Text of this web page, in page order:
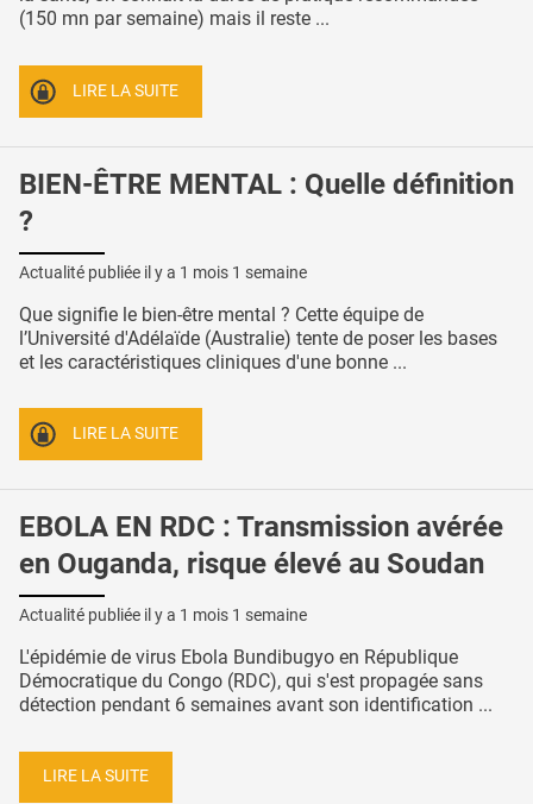
(150 mn par semaine) mais il reste ...
LIRE LA SUITE
BIEN-ÊTRE MENTAL : Quelle définition
?
Actualité publiée il y a 1 mois 1 semaine
Que signifie le bien-être mental ? Cette équipe de
l’Université d'Adélaïde (Australie) tente de poser les bases
et les caractéristiques cliniques d'une bonne ...
LIRE LA SUITE
EBOLA EN RDC : Transmission avérée
en Ouganda, risque élevé au Soudan
Actualité publiée il y a 1 mois 1 semaine
L'épidémie de virus Ebola Bundibugyo en République
Démocratique du Congo (RDC), qui s'est propagée sans
détection pendant 6 semaines avant son identification ...
LIRE LA SUITE